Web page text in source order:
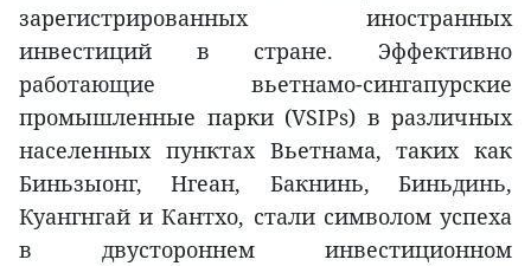
зарегистрированных иностранных
инвестиций в стране. Эффективно
работающие вьетнамо-сингапурские
промышленные парки (VSIPs) в различных
населенных пунктах Вьетнама, таких как
Биньзыонг, Нгеан, Бакнинь, Биньдинь,
Куангнгай и Кантхо, стали символом успеха
в двустороннем инвестиционном